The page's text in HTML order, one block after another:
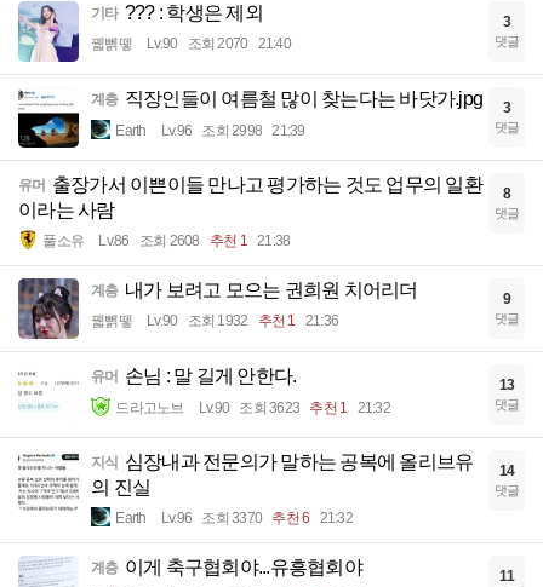
기타 ??? : 학생은 제외
꿻뻵뗗 Lv.90 조회 2070 21:40
3
댓글
계층 직장인들이 여름철 많이 찾는다는 바닷가.jpg
Earth Lv.96 조회 2998 21:39
3
댓글
유머 출장가서 이쁜이들 만나고 평가하는 것도 업무의 일환
이라는 사람
풀소유 Lv.86 조회 2608 추천 1 21:38
8
댓글
계층 내가 보려고 모으는 권희원 치어리더
꿻뻵뗗 Lv.90 조회 1932 추천 1 21:36
9
댓글
유머 손님 : 말 길게 안한다.
드라고노브 Lv.90 조회 3623 추천 1 21:32
13
댓글
지식
심장내과 전문의가 말하는 공복에 올리브유
의 진실
Earth Lv.96 조회 3370 추천 6 21:32
14
댓글
계층 이게 축구협회야...유흥협회야 11